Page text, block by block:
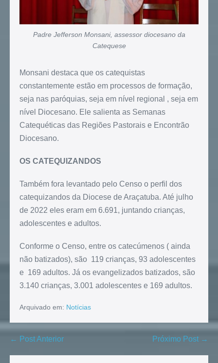
Padre Jefferson Monsani, assessor diocesano da
Catequese
Monsani destaca que os catequistas
constantemente estão em processos de formação,
seja nas paróquias, seja em nível regional , seja em
nível Diocesano. Ele salienta as Semanas
Catequéticas das Regiões Pastorais e Encontrão
Diocesano.
OS CATEQUIZANDOS
Também fora levantado pelo Censo o perfil dos
catequizandos da Diocese de Araçatuba. Até julho
de 2022 eles eram em 6.691, juntando crianças,
adolescentes e adultos.
Conforme o Censo, entre os catecúmenos ( ainda
não batizados), são 119 crianças, 93 adolescentes
e 169 adultos. Já os evangelizados batizados, são
3.140 crianças, 3.001 adolescentes e 169 adultos.
Arquivado em: Notícias
← Post Anterior Próximo Post →